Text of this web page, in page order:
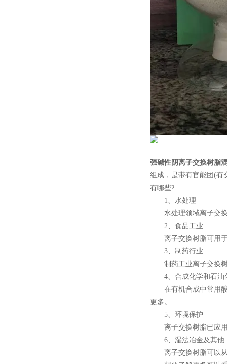
强碱性阴离子交换树脂
组成，是带有官能团(有
有哪些?
1、水处理
水处理领域离子交换
2、食品工业
离子交换树脂可用于
3、制药行业
制药工业离子交换树
4、合成化学和石油
在有机合成中常用酸
更多。
5、环境保护
离子交换树脂已应用
6、湿法冶金及其他
离子交换树脂可以从